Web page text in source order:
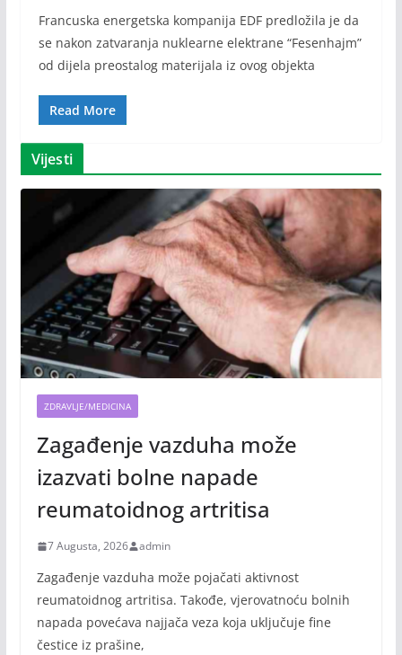
Francuska energetska kompanija EDF predložila je da
se nakon zatvaranja nuklearne elektrane “Fesenhajm”
od dijela preostalog materijala iz ovog objekta
Read More
Vijesti
ZDRAVLJE/MEDICINA
Zagađenje vazduha može
izazvati bolne napade
reumatoidnog artritisa
7 Augusta, 2026 admin
Zagađenje vazduha može pojačati aktivnost
reumatoidnog artritisa. Takođe, vjerovatnoću bolnih
napada povećava najjača veza koja uključuje fine
čestice iz prašine,